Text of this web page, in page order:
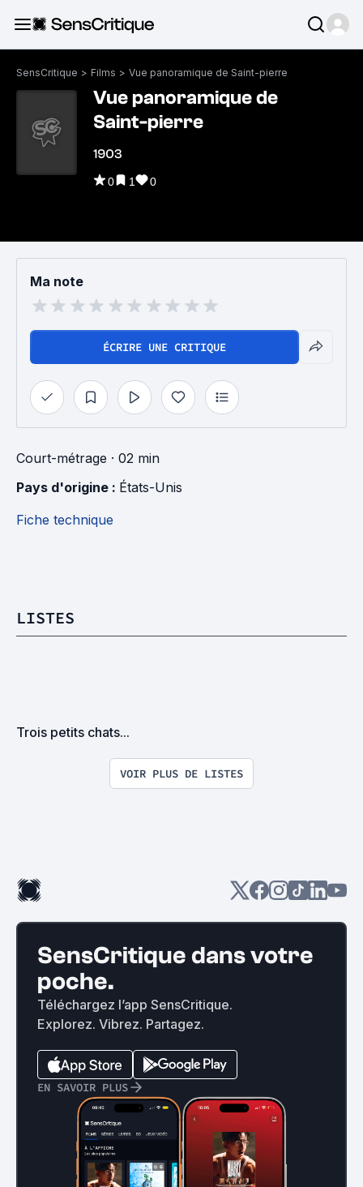
SensCritique > Films > Vue panoramique de Saint-pierre
Vue panoramique de
Saint-pierre
1903
0 1 0
Ma note
ÉCRIRE UNE CRITIQUE
Court-métrage · 02 min
Pays d'origine : États-Unis
Fiche technique
LISTES
Trois petits chats...
VOIR PLUS DE LISTES
SensCritique dans votre
poche.
Téléchargez l’app SensCritique.
Explorez. Vibrez. Partagez.
EN SAVOIR PLUS